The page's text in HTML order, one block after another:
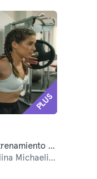
PLUS
Entrenamiento funcional · Entrenamiento personal · Fitness · Yoga
Michaelis 16